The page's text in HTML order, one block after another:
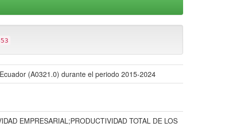
(A0321.0) durante el periodo 2015-2024
EMPRESARIAL;PRODUCTIVIDAD TOTAL DE LOS